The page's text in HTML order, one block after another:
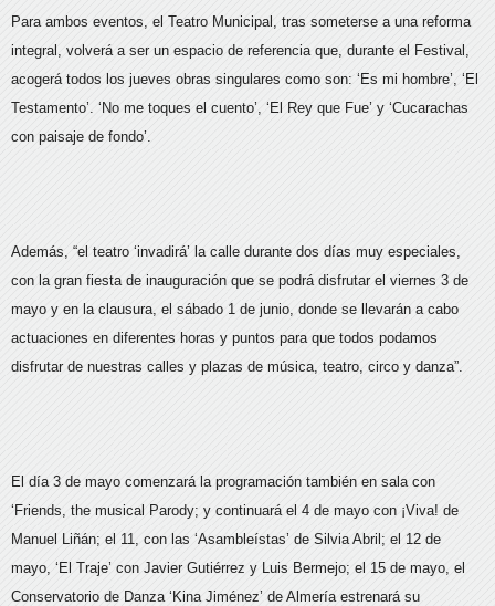
Para ambos eventos, el Teatro Municipal, tras someterse a una reforma
integral, volverá a ser un espacio de referencia que, durante el Festival,
acogerá todos los jueves obras singulares como son: ‘Es mi hombre’, ‘El
Testamento’. ‘No me toques el cuento’, ‘El Rey que Fue’ y ‘Cucarachas
con paisaje de fondo’.
Además, “el teatro ‘invadirá’ la calle durante dos días muy especiales,
con la gran fiesta de inauguración que se podrá disfrutar el viernes 3 de
mayo y en la clausura, el sábado 1 de junio, donde se llevarán a cabo
actuaciones en diferentes horas y puntos para que todos podamos
disfrutar de nuestras calles y plazas de música, teatro, circo y danza”.
El día 3 de mayo comenzará la programación también en sala con
‘Friends, the musical Parody; y continuará el 4 de mayo con ¡Viva! de
Manuel Liñán; el 11, con las ‘Asambleístas’ de Silvia Abril; el 12 de
mayo, ‘El Traje’ con Javier Gutiérrez y Luis Bermejo; el 15 de mayo, el
Conservatorio de Danza ‘Kina Jiménez’ de Almería estrenará su